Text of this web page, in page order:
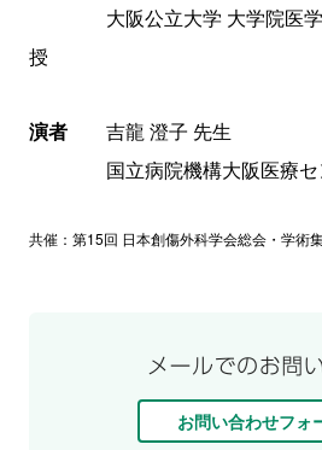
大阪公立大学 大学院医学
授
演者吉龍 澄子 先生
国立病院機構大阪医療セ
共催：第15回 日本創傷外科学会総会・学術
お問い合わせフォ